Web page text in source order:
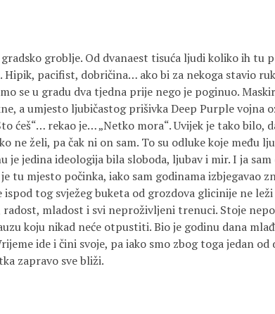
groblje. Od dvanaest tisuća ljudi koliko ih tu
pacifist, dobričina… ako bi za nekoga stavio
se u gradu dva tjedna prije nego je poginuo.
a umjesto ljubičastog prišivka Deep Purple vojna
ćeš“… rekao je… „Netko mora“. Uvijek je tako bilo,
ne želi, pa čak ni on sam. To su odluke koje među
je jedina ideologija bila sloboda, ljubav i mir. I ja sam
tu mjesto počinka, iako sam godinama izbjegavao
tog svježeg buketa od grozdova glicinije ne leži
mladost i svi neproživljeni trenuci. Stoje
koju nikad neće otpustiti. Bio je godinu dana
ide i čini svoje, pa iako smo zbog toga jedan od
zapravo sve bliži.